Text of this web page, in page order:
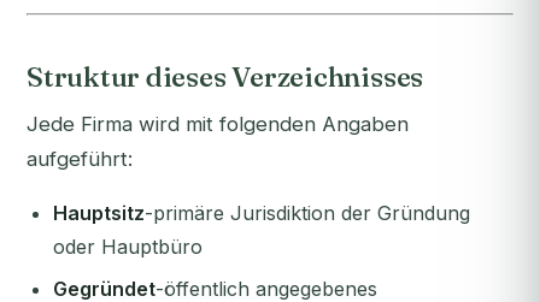
Struktur dieses Verzeichnisses
Jede Firma wird mit folgenden Angaben
aufgeführt:
Hauptsitz-primäre Jurisdiktion der Gründung
oder Hauptbüro
Gegründet-öffentlich angegebenes